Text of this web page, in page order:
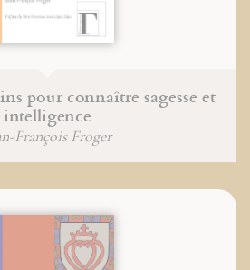
pour connaître sagesse et
intelligence
François Froger